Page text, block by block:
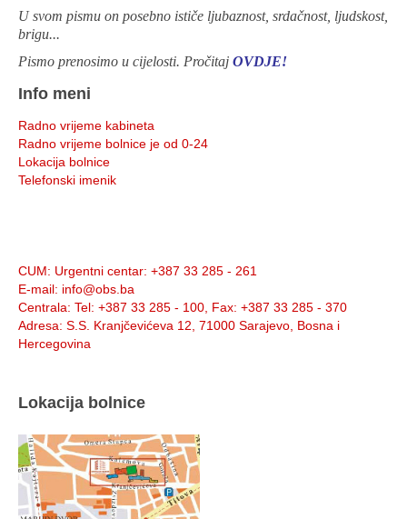
U svom pismu on posebno ističe ljubaznost, srdačnost, ljudskost,
brigu...
Pismo prenosimo u cijelosti. Pročitaj OVDJE!
Info meni
Radno vrijeme kabineta
Radno vrijeme bolnice je od 0-24
Lokacija bolnice
Telefonski imenik
CUM: Urgentni centar: +387 33 285 - 261
E-mail: info@obs.ba
Centrala: Tel: +387 33 285 - 100, Fax: +387 33 285 - 370
Adresa: S.S. Kranjčevićeva 12, 71000 Sarajevo, Bosna i
Hercegovina
Lokacija bolnice